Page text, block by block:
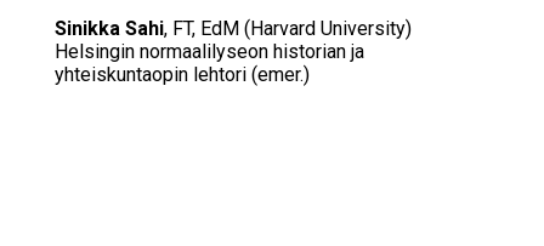
Sinikka Sahi, FT, EdM (Harvard University)
Helsingin normaalilyseon historian ja
yhteiskuntaopin lehtori (emer.)